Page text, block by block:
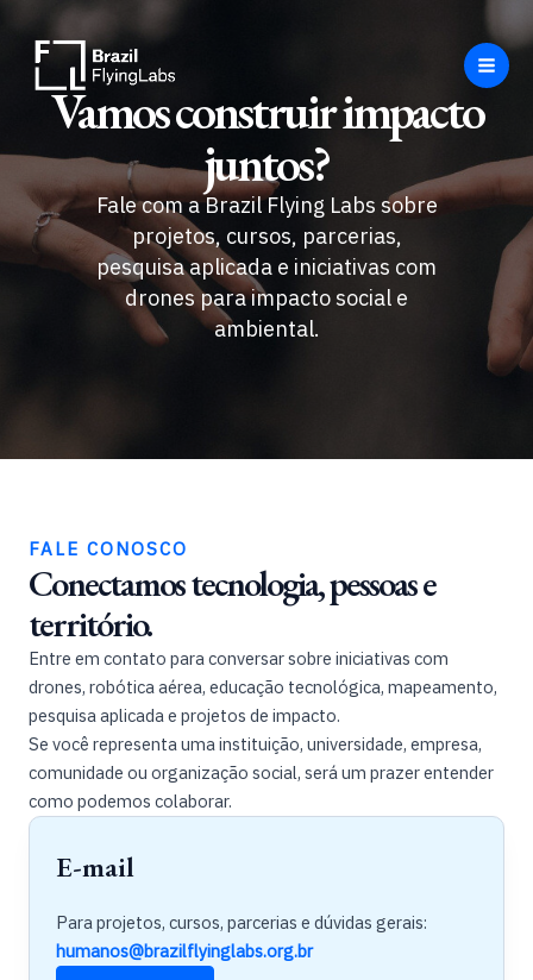
conteúdoVamos construir impacto
juntos?
Fale com a Brazil Flying Labs sobre
projetos, cursos, parcerias,
pesquisa aplicada e iniciativas com
drones para impacto social e
ambiental.
FALE CONOSCO
Conectamos tecnologia, pessoas e
território.
Entre em contato para conversar sobre iniciativas com
drones, robótica aérea, educação tecnológica, mapeamento,
pesquisa aplicada e projetos de impacto.
Se você representa uma instituição, universidade, empresa,
comunidade ou organização social, será um prazer entender
como podemos colaborar.
E-mail
Para projetos, cursos, parcerias e dúvidas gerais:
humanos@brazilflyinglabs.org.br